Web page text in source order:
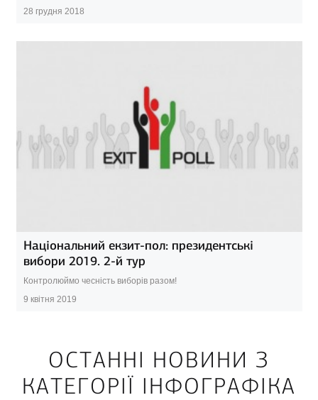
28 грудня 2018
Національний екзит-пол: президентські
вибори 2019. 2-й тур
Контролюймо чесність виборів разом!
9 квітня 2019
ОСТАННІ НОВИНИ З
КАТЕГОРІЇ ІНФОГРАФІКА